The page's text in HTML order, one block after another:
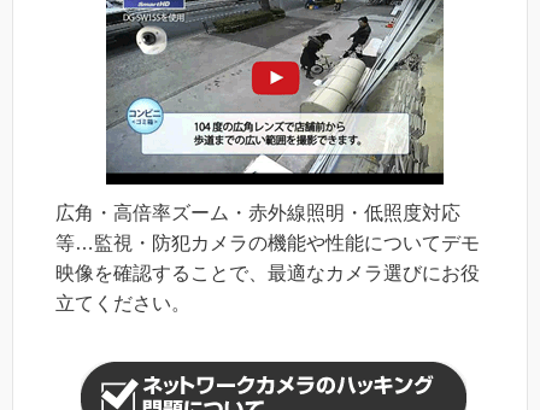
広角・高倍率ズーム・赤外線照明・低照度対応
等…監視・防犯カメラの機能や性能についてデモ
映像を確認することで、最適なカメラ選びにお役
立てください。